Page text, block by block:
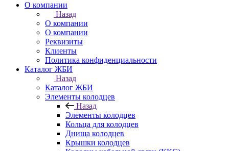
О компании
Назад
О компании
О компании
Реквизиты
Клиенты
Политика конфиденциальности
Каталог ЖБИ
Назад
Каталог ЖБИ
Элементы колодцев
Назад
Элементы колодцев
Кольца для колодцев
Днища колодцев
Крышки колодцев